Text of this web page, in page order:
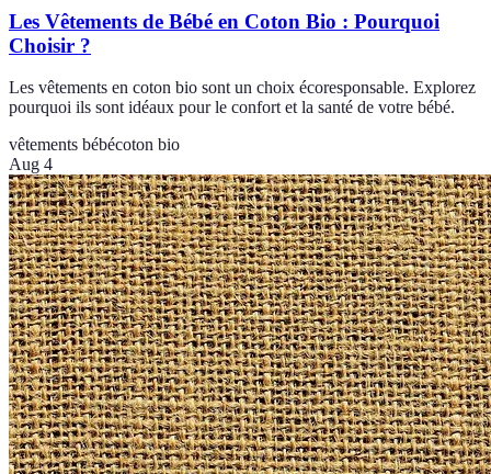
Les Vêtements de Bébé en Coton Bio : Pourquoi
Choisir ?
Les vêtements en coton bio sont un choix écoresponsable. Explorez
pourquoi ils sont idéaux pour le confort et la santé de votre bébé.
vêtements bébécoton bio
Aug 4